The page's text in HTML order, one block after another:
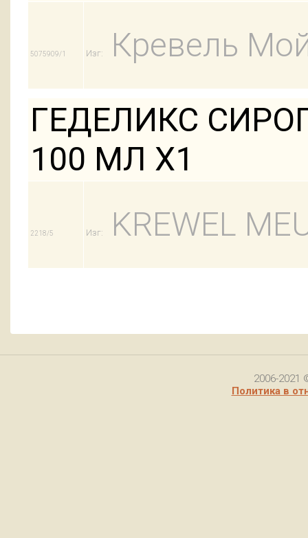
5075909/1 Изг:
Кревель
ГЕДЕЛИКС
100 МЛ Х1
2218/5 Изг: KREWEL
2006-2021
Политика в